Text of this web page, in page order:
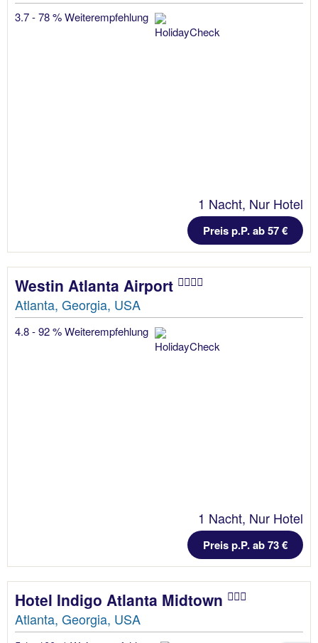
3.7 - 78 % Weiterempfehlung
1 Nacht, Nur Hotel
Preis p.P. ab 57 €
Westin Atlanta Airport
Atlanta, Georgia, USA
4.8 - 92 % Weiterempfehlung
1 Nacht, Nur Hotel
Preis p.P. ab 73 €
Hotel Indigo Atlanta Midtown
Atlanta, Georgia, USA